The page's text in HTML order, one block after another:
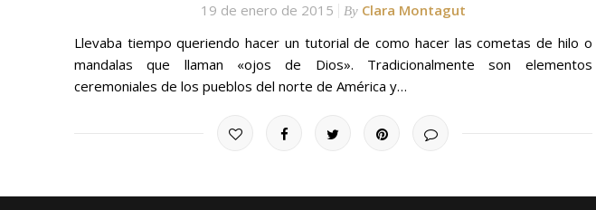
19 de enero de 2015 By Clara Montagut
Llevaba tiempo queriendo hacer un tutorial de como hacer las cometas de hilo o
mandalas que llaman «ojos de Dios». Tradicionalmente son elementos
ceremoniales de los pueblos del norte de América y…